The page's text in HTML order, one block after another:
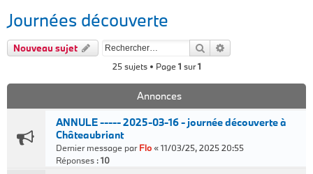
Journées découverte
Nouveau sujet Rechercher
25 sujets • Page1 sur1
Annonces
ANNULE ----- 2025-03-16 - journée découverte à
Châteaubriant
Dernier message parFlo«11/03/25, 2025 20:55
Réponses :10